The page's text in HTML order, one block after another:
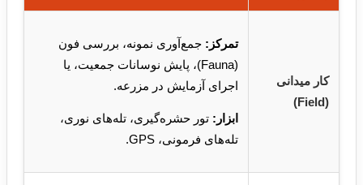
کار میدانی
(Field)
تمرکز: جمع‌آوری نمونه، بررسی فون
(Fauna)، پایش نوسانات جمعیت، یا
اجرای آزمایش در مزرعه.
ابزار: تور حشره‌گیری، تله‌های نوری،
تله‌های فرمونی، GPS.